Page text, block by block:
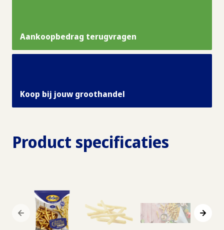
Aankoopbedrag terugvragen
Koop bij jouw groothandel
Product specificaties